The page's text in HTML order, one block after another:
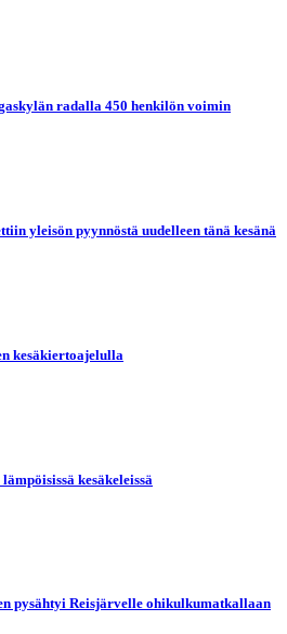
radalla 450 henkilön voimin
yleisön pyynnöstä uudelleen tänä kesänä
kesäkiertoajelulla
kesäkeleissä
pysähtyi Reisjärvelle ohikulkumatkallaan